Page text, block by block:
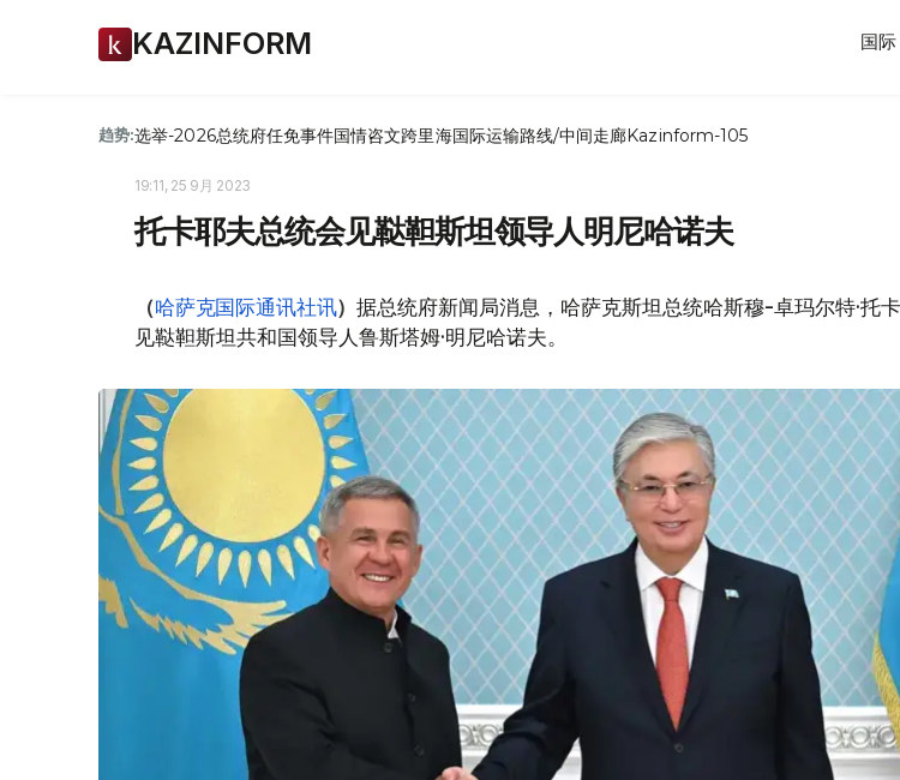
KAZINFORM 国际
趋势:选举-2026总统府任免事件国情咨文跨里海国际运输路线/中间走廊Kazinform-105
19:11, 25 9月 2023
托卡耶夫总统会见鞑靼斯坦领导人明尼哈诺夫
（哈萨克国际通讯社讯）据总统府新闻局消息，哈萨克斯坦总统哈斯穆-卓玛尔特·托
见鞑靼斯坦共和国领导人鲁斯塔姆·明尼哈诺夫。